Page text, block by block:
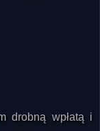
drobną wpłatą i